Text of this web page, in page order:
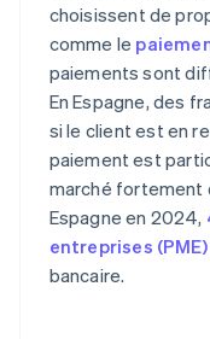
choisissent de
comme le
paiements sont
En Espagne, des
si le client est en
paiement est
marché fortement
Espagne en 2024,
entreprises (PME)
bancaire.